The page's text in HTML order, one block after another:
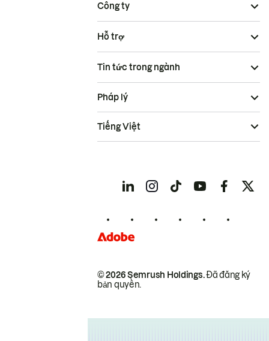
Công ty
Hỗ trợ
Tin tức trong ngành
© 2026 Semrush Holdings.Đã đăng ký
bản quyền.
Pháp lý
Tiếng Việt